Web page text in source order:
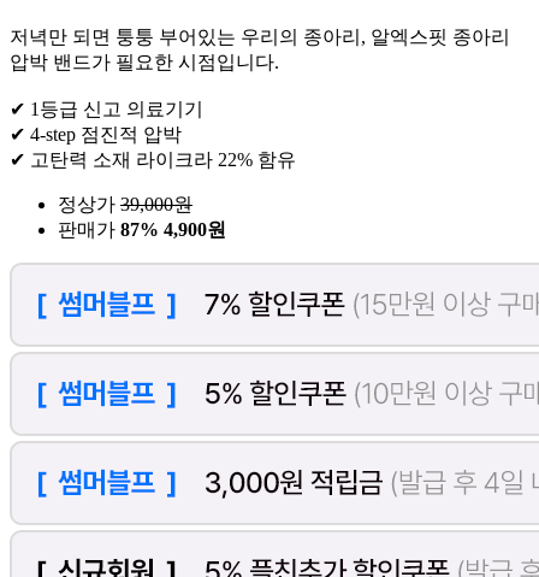
저녁만 되면 퉁퉁 부어있는 우리의 종아리, 알엑스핏 종아리
압박 밴드가 필요한 시점입니다.
✔ 1등급 신고 의료기기
✔ 4-step 점진적 압박
✔ 고탄력 소재 라이크라 22% 함유
정상가 39,000원
판매가 87% 4,900원